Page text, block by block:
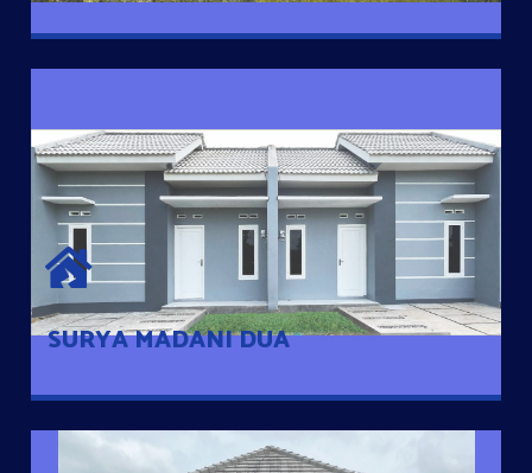
SURYA MADANI DUA
SURYA MADANI DUA
Satu-satunya Hunian nyaman dengan harga subsidi hanya 100
jutaan dengan lokasi strategis di Tuban